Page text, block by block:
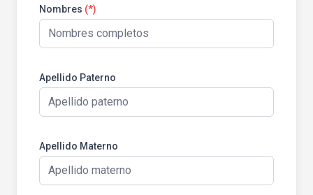
Nombres (*)
Apellido Paterno
Apellido Materno